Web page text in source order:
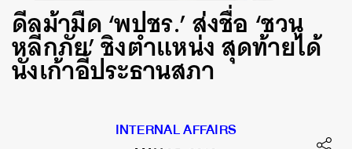
ดีลม้ามืด ‘พปชร.’ ส่งชื่อ ‘ชวน
หลีกภัย’ ชิงตำแหน่ง สุดท้ายได้
นั่งเก้าอี้ประธานสภา
INTERNAL AFFAIRS